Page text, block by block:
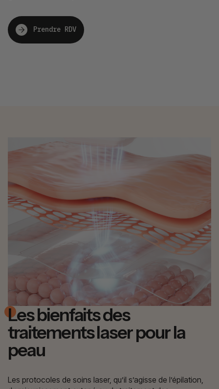
Prendre RDV
Les bienfaits des
traitements laser pour la
peau
Les protocoles de soins laser, qu’il s’agisse de l’épilation,